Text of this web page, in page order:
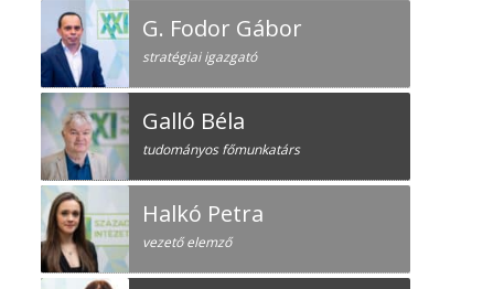
G. Fodor Gábor
stratégiai igazgató
Galló Béla
tudományos főmunkatárs
Halkó Petra
vezető elemző